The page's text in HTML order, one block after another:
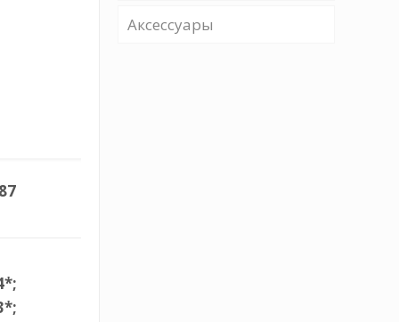
Аксессуары